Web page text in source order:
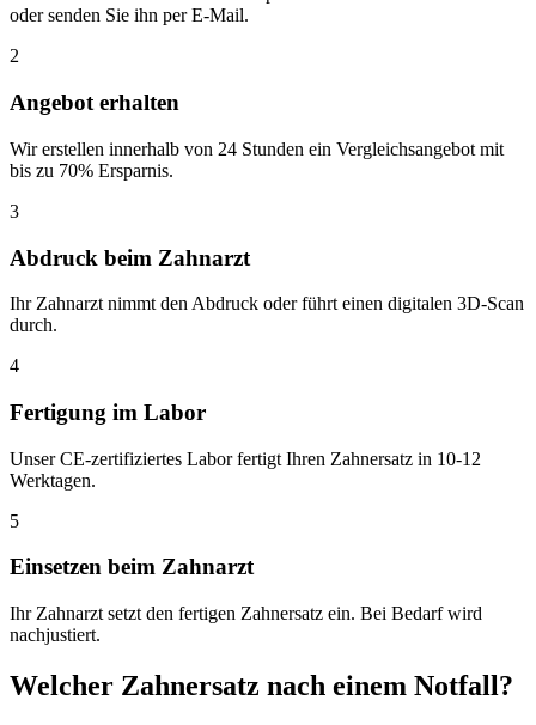
oder senden Sie ihn per E-Mail.
2
Angebot erhalten
Wir erstellen innerhalb von 24 Stunden ein Vergleichsangebot mit
bis zu 70% Ersparnis.
3
Abdruck beim Zahnarzt
Ihr Zahnarzt nimmt den Abdruck oder führt einen digitalen 3D-Scan
durch.
4
Fertigung im Labor
Unser CE-zertifiziertes Labor fertigt Ihren Zahnersatz in 10-12
Werktagen.
5
Einsetzen beim Zahnarzt
Ihr Zahnarzt setzt den fertigen Zahnersatz ein. Bei Bedarf wird
nachjustiert.
Welcher Zahnersatz nach einem Notfall?